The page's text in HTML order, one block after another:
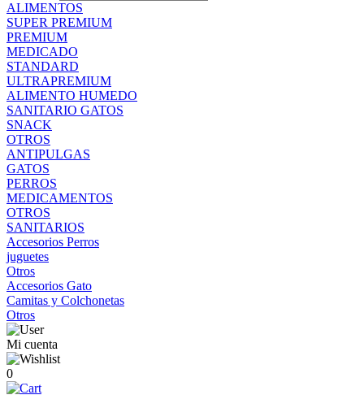
ALIMENTOS
SUPER PREMIUM
PREMIUM
MEDICADO
STANDARD
ULTRAPREMIUM
ALIMENTO HUMEDO
SANITARIO GATOS
SNACK
OTROS
ANTIPULGAS
GATOS
PERROS
MEDICAMENTOS
OTROS
SANITARIOS
Accesorios Perros
juguetes
Otros
Accesorios Gato
Camitas y Colchonetas
Otros
Mi cuenta
0